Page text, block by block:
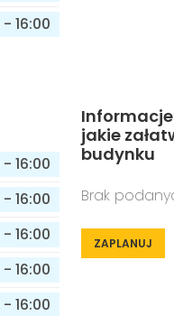
- 16:00
- 16:00
- 16:00
- 16:00
- 16:00
- 16:00
jakie
budynku
Brak
ZAPLANUJ